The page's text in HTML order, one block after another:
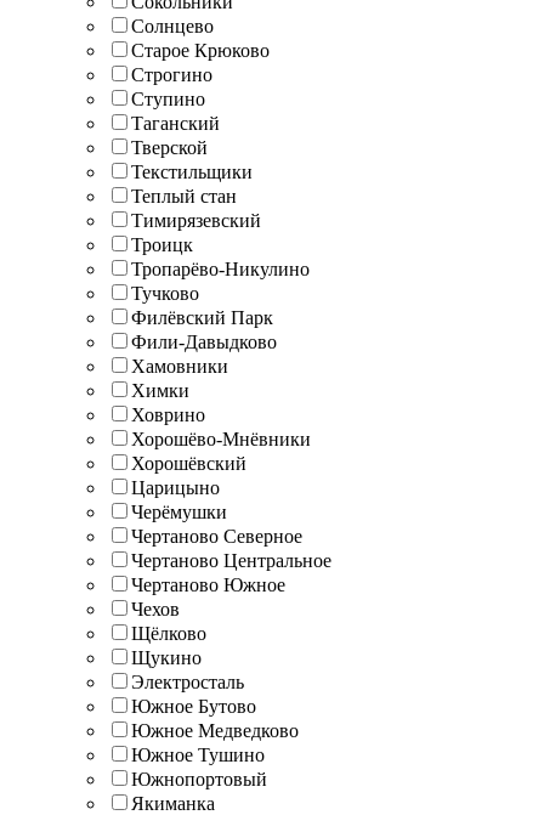
Солнцево
Старое Крюково
Строгино
Ступино
Таганский
Тверской
Текстильщики
Теплый стан
Тимирязевский
Троицк
Тропарёво-Никулино
Тучково
Филёвский Парк
Фили-Давыдково
Хамовники
Химки
Ховрино
Хорошёво-Мнёвники
Хорошёвский
Царицыно
Черёмушки
Чертаново Северное
Чертаново Центральное
Чертаново Южное
Чехов
Щёлково
Щукино
Электросталь
Южное Бутово
Южное Медведково
Южное Тушино
Южнопортовый
Якиманка